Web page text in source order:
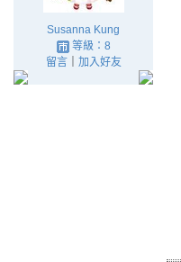
Susanna Kung
等級：8
留言｜ 加入好友